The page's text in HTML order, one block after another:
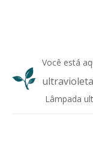
Você está
ultravioleta
Lâmpada